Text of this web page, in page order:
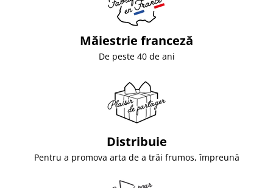
Măiestrie franceză
De peste 40 de ani
Distribuie
Pentru a promova arta de a trăi frumos, împreună